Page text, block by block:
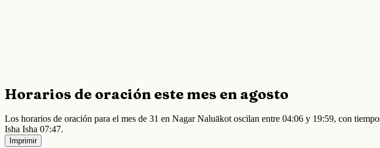
Horarios de oración este mes en agosto
Los horarios de oración para el mes de 31 en Nagar Naluākot oscilan entre 04:06 y 19:59, con
Isha Isha 07:47.
Imprimir